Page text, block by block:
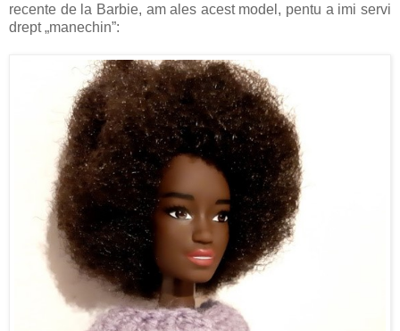
recente de la Barbie, am ales acest model, pentu a imi servi
drept „manechin”: